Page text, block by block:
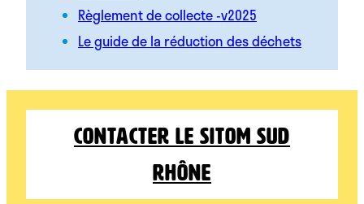
Règlement de collecte -v2025
Le guide de la réduction des déchets
Contacter le Sitom Sud
Rhône